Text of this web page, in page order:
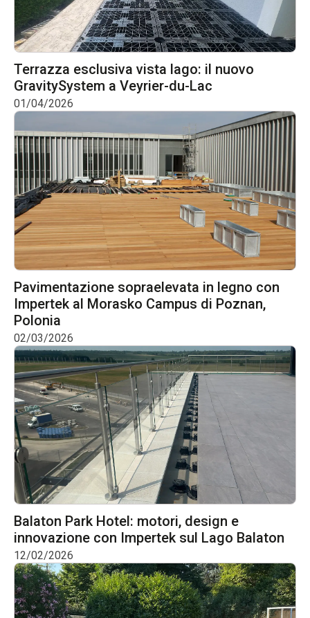
Terrazza esclusiva vista lago: il nuovo
GravitySystem a Veyrier-du-Lac
01/04/2026
Pavimentazione sopraelevata in legno con
Impertek al Morasko Campus di Poznan,
Polonia
02/03/2026
Balaton Park Hotel: motori, design e
innovazione con Impertek sul Lago Balaton
12/02/2026